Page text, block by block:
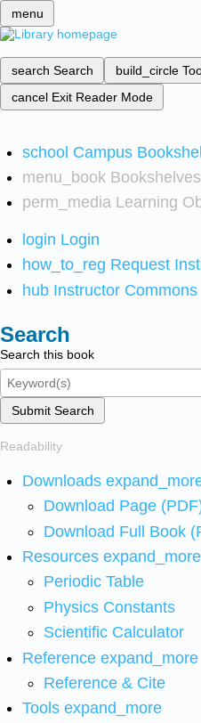
menu
search Search build_circle
cancel Exit Reader Mode
school Campus
menu_book Bookshelves
perm_media Learning
login Login
how_to_reg Request
hub Instructor Commons
Search
Search this book
Submit Search
Readability
Downloads
Download Page
Download Full Book
Resources expand_more
Periodic Table
Physics Constants
Scientific Calculator
Reference expand_more
Reference & Cite
Tools expand_more